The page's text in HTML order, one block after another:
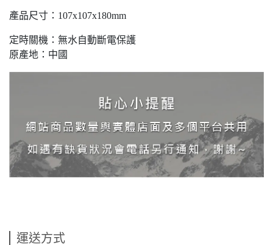
產品尺寸：107x107x180mm
定時關機：無水自動斷電保護
原產地：中國
運送方式